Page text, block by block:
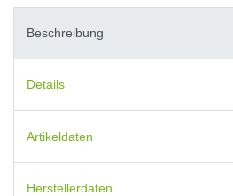
Beschreibung
Details
Artikeldaten
Herstellerdaten